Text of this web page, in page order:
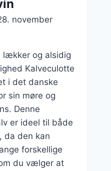
november
lækker og alsidig
Kalveculotte
i det danske
sin møre og
Denne
er ideel til både
da den kan
forskellige
du vælger at